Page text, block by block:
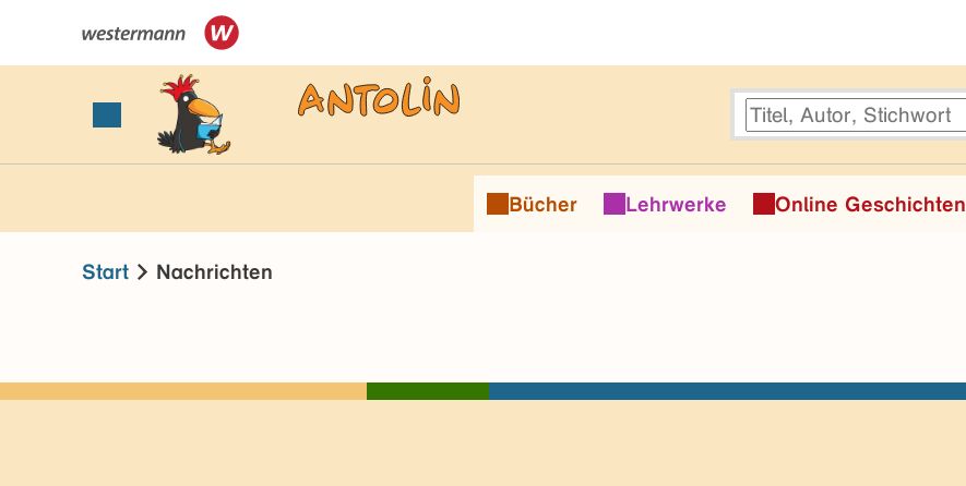
Bücher Lehrwerke Online Geschichten
Start Nachrichten